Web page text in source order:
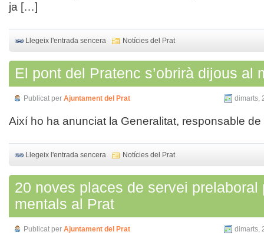
ja […]
Llegeix l'entrada sencera Notícies del Prat
El pont del Pratenc s’obrirà dijous al
Publicat per Ajuntament del Prat dimarts,
Així ho ha anunciat la Generalitat, responsable
Llegeix l'entrada sencera Notícies del Prat
20 noves places de servei prelaboral
mentals al Prat
Publicat per Ajuntament del Prat dimarts,